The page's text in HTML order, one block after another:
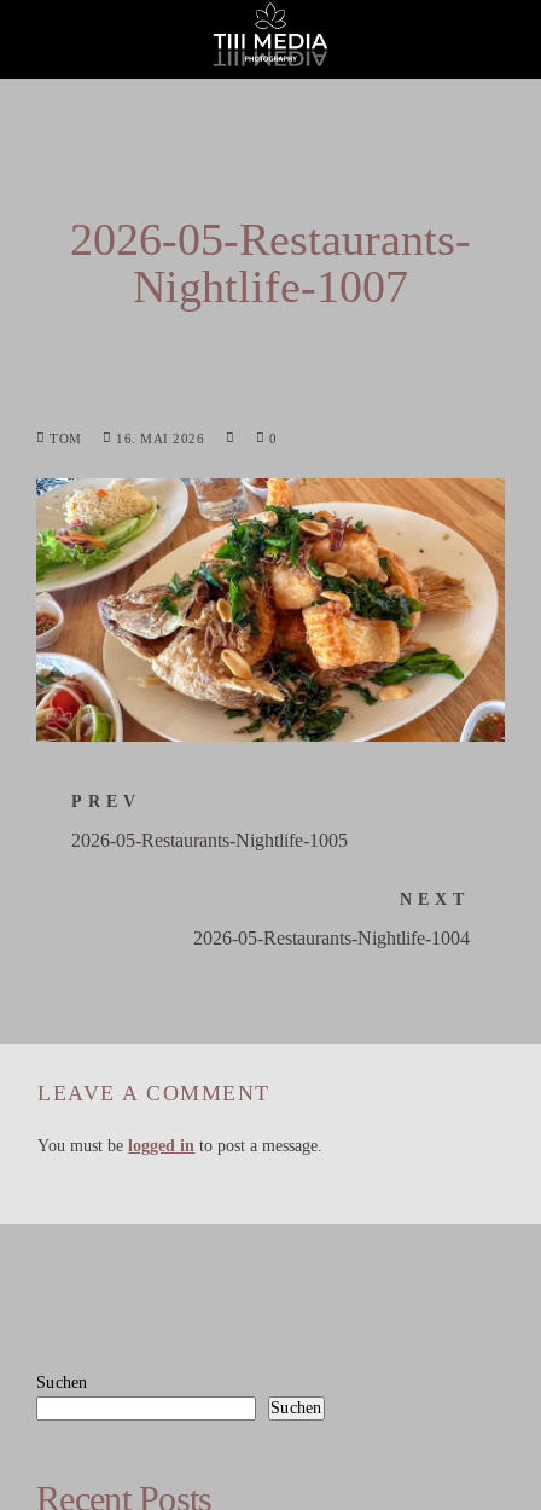
2026-05-Restaurants-
Nightlife-1007
TOM 16. MAI 2026 0
PREV
2026-05-Restaurants-Nightlife-1005
NEXT
2026-05-Restaurants-Nightlife-1004
LEAVE A COMMENT
You must belogged in to post a message.
Suchen
Suchen
Recent Posts